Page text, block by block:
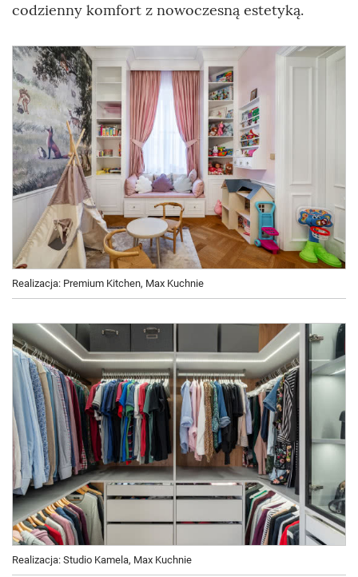
codzienny komfort z nowoczesną estetyką.
Realizacja: Premium Kitchen, Max Kuchnie
Realizacja: Studio Kamela, Max Kuchnie